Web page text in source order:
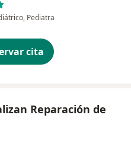
Pediatra
cita
Reparación de